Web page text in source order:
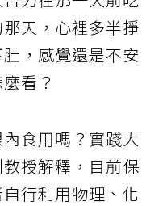
天，心裡多半掙
，感覺還是不安
看？
食用嗎？實踐大
授解釋，目前保
行利用物理、化